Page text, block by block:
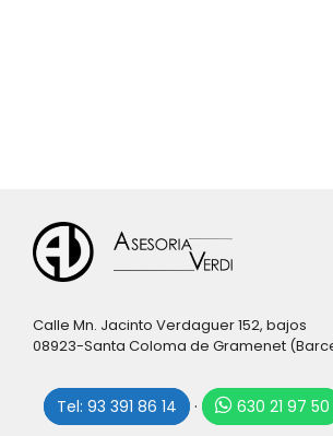
Calle Mn. Jacinto Verdaguer 152, bajos
08923-Santa Coloma de Gramenet
Tel: 93 391 86 14 · 630 21 97 50